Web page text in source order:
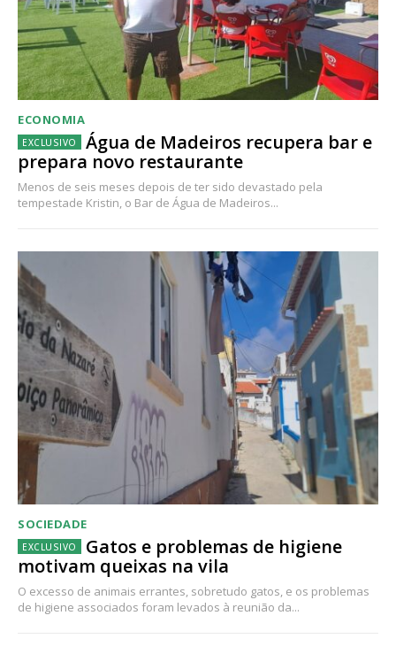
ECONOMIA
Água de Madeiros recupera bar e
prepara novo restaurante
Menos de seis meses depois de ter sido devastado pela
tempestade Kristin, o Bar de Água de Madeiros...
SOCIEDADE
Gatos e problemas de higiene
motivam queixas na vila
O excesso de animais errantes, sobretudo gatos, e os problemas
de higiene associados foram levados à reunião da...